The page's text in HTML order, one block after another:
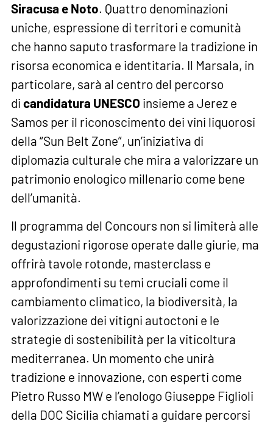
Siracusa e Noto. Quattro denominazioni
uniche, espressione di territori e comunità
che hanno saputo trasformare la tradizione in
risorsa economica e identitaria. Il Marsala, in
particolare, sarà al centro del percorso
di candidatura UNESCO insieme a Jerez e
Samos per il riconoscimento dei vini liquorosi
della “Sun Belt Zone”, un’iniziativa di
diplomazia culturale che mira a valorizzare un
patrimonio enologico millenario come bene
dell’umanità.
Il programma del Concours non si limiterà alle
degustazioni rigorose operate dalle giurie, ma
offrirà tavole rotonde, masterclass e
approfondimenti su temi cruciali come il
cambiamento climatico, la biodiversità, la
valorizzazione dei vitigni autoctoni e le
strategie di sostenibilità per la viticoltura
mediterranea. Un momento che unirà
tradizione e innovazione, con esperti come
Pietro Russo MW e l’enologo Giuseppe Figlioli
della DOC Sicilia chiamati a guidare percorsi